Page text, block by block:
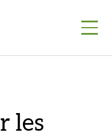
les